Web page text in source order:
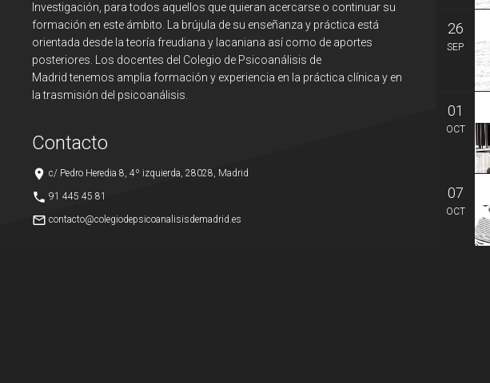
Investigación, para todos aquellos que quieran acercarse o continuar su
formación en este ámbito. La brújula de su enseñanza y práctica está
orientada desde la teoría freudiana y lacaniana así como de aportes
posteriores. Los docentes del Colegio de Psicoanálisis de
Madrid tenemos amplia formación y experiencia en la práctica clínica y en
la trasmisión del psicoanálisis.
Contacto
place c/ Pedro Heredia 8, 4º izquierda, 28028, Madrid
phone 91 445 45 81
mail_outline contacto@colegiodepsicoanalisisdemadrid.es
26
SEP
01
OCT
07
OCT